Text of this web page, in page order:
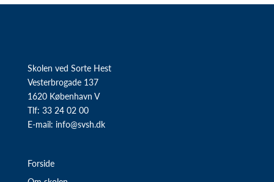
Skolen ved Sorte Hest
Vesterbrogade 137
1620 København V
Tlf: 33 24 02 00
E-mail: info@svsh.dk
Forside